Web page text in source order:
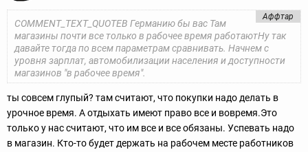
Аффтар
COMMENT_TEXT_QUOTEВ Германию бы вас Там
магазины почти все только в рабочее время работаютНу так
давайте тогда по всем параметрам сравнивать. Начнем с
уровня зарплат, автомобилизации населения и доступности
магазинов "в рабочее время".
ты совсем глупый? там считают, что покупки надо делать в
урочное время. А отдыхать имеют право все и вовремя.Это
только у нас считают, что им все и все обязаны. Успевать надо
в магазин. Кто-то будет держать на рабочем месте работников